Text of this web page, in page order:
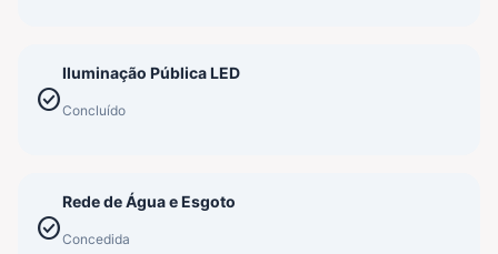
check_circle
Iluminação Pública LED
Concluído
check_circle
Rede de Água e Esgoto
Concedida